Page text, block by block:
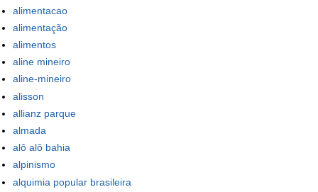
alimentacao
alimentação
alimentos
aline mineiro
aline-mineiro
alisson
allianz parque
almada
alô alô bahia
alpinismo
alquimia popular brasileira